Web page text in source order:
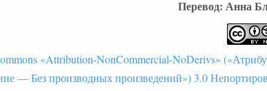
Перевод: Анна
«Attribution-NonCommercial-NoDerivs»
— Без производных произведений») 3.0